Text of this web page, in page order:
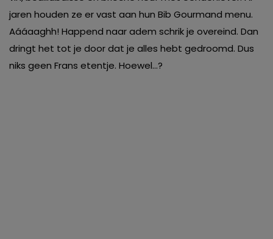
jaren houden ze er vast aan hun Bib Gourmand menu.
Aááaaghh! Happend naar adem schrik je overeind. Dan
dringt het tot je door dat je alles hebt gedroomd. Dus
niks geen Frans etentje. Hoewel…?